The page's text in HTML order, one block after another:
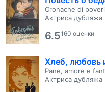
Cronache di
Актриса дубляжа
6.5160 оценки
Хлеб, любовь
Pane, amore e
Актриса дубляжа